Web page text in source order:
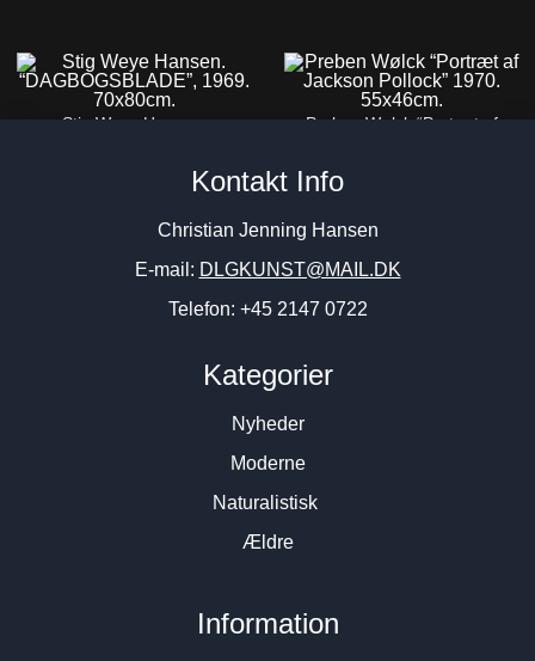
Stig Weye Hansen.
Preben Wølck “Portræt af
Kontakt Info
Christian Jenning Hansen
E-mail: DLGKUNST@MAIL.DK
Telefon: +45 2147 0722
Kategorier
Nyheder
Moderne
Naturalistisk
Ældre
Information